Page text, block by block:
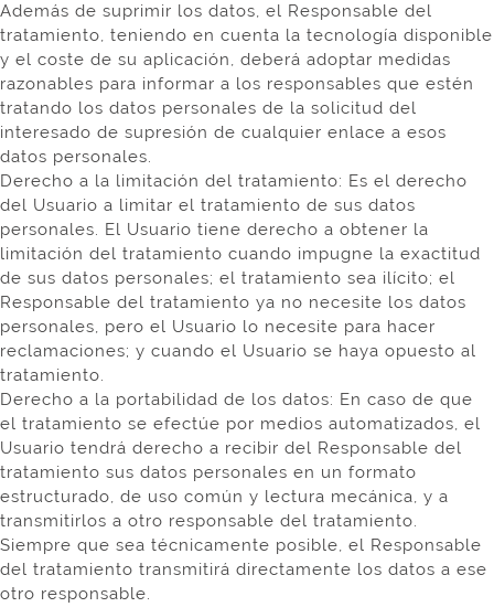
Además de suprimir los datos, el Responsable del
tratamiento, teniendo en cuenta la tecnología disponible
y el coste de su aplicación, deberá adoptar medidas
razonables para informar a los responsables que estén
tratando los datos personales de la solicitud del
interesado de supresión de cualquier enlace a esos
datos personales.
Derecho a la limitación del tratamiento: Es el derecho
del Usuario a limitar el tratamiento de sus datos
personales. El Usuario tiene derecho a obtener la
limitación del tratamiento cuando impugne la exactitud
de sus datos personales; el tratamiento sea ilícito; el
Responsable del tratamiento ya no necesite los datos
personales, pero el Usuario lo necesite para hacer
reclamaciones; y cuando el Usuario se haya opuesto al
tratamiento.
Derecho a la portabilidad de los datos: En caso de que
el tratamiento se efectúe por medios automatizados, el
Usuario tendrá derecho a recibir del Responsable del
tratamiento sus datos personales en un formato
estructurado, de uso común y lectura mecánica, y a
transmitirlos a otro responsable del tratamiento.
Siempre que sea técnicamente posible, el Responsable
del tratamiento transmitirá directamente los datos a ese
otro responsable.